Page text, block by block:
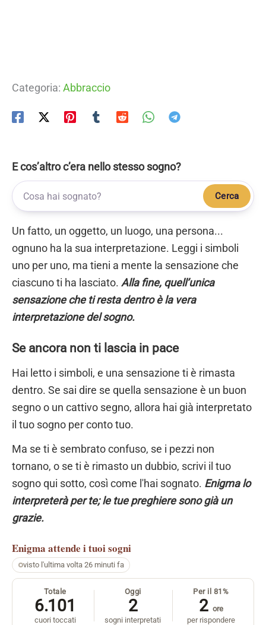
Categoria: Abbraccio
E cos’altro c’era nello stesso sogno?
Cerca
Un fatto, un oggetto, un luogo, una persona...
ognuno ha la sua interpretazione. Leggi i simboli
uno per uno, ma tieni a mente la sensazione che
ciascuno ti ha lasciato. Alla fine, quell’unica
sensazione che ti resta dentro è la vera
interpretazione del sogno.
Se ancora non ti lascia in pace
Hai letto i simboli, e una sensazione ti è rimasta
dentro. Se sai dire se quella sensazione è un buon
segno o un cattivo segno, allora hai già interpretato
il tuo sogno per conto tuo.
Ma se ti è sembrato confuso, se i pezzi non
tornano, o se ti è rimasto un dubbio, scrivi il tuo
sogno qui sotto, così come l'hai sognato. Enigma lo
interpreterà per te; le tue preghiere sono già un
grazie.
Enigma attende i tuoi sogni
visto l'ultima volta 26 minuti fa
Totale
6.101
cuori toccati
Oggi
2
sogni interpretati
Per il 81%
2 ore
per rispondere